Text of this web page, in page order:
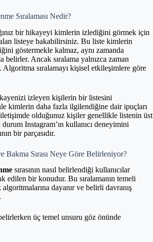
Sıralaması Nedir?
bir hikayeyi kimlerin izlediğini görmek için
listeye bakabilirsiniz. Bu liste kimlerin
göstermekle kalmaz, aynı zamanda
belirler. Ancak sıralama yalnızca zaman
sıralamayı kişisel etkileşimlere göre
izleyen kişilerin bir listesini
kimlerin daha fazla ilgilendiğine dair ipuçları
olduğunuz kişiler genellikle listenin üst
durum Instagram’ın kullanıcı deneyimini
bir parçasıdır.
Bakma Sırası Neye Göre Belirleniyor?
sırasının nasıl belirlendiği kullanıcılar
edilen bir konudur. Bu sıralamanın temeli
algoritmalarına dayanır ve belirli davranış
üç temel unsuru göz önünde